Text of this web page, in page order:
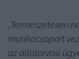
„Természetesen
munkacsoport
az állatorvosi